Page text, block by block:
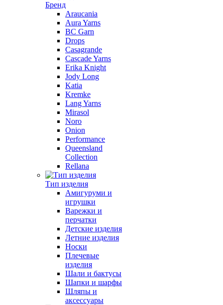
Бренд
Araucania
Aura Yarns
BC Garn
Drops
Casagrande
Cascade Yarns
Erika Knight
Jody Long
Katia
Kremke
Lang Yarns
Mirasol
Noro
Onion
Performance
Queensland
Collection
Rellana
Тип изделия
Амигуруми и
игрушки
Варежки и
перчатки
Детские изделия
Летние изделия
Носки
Плечевые
изделия
Шали и бактусы
Шапки и шарфы
Шляпы и
аксессуары